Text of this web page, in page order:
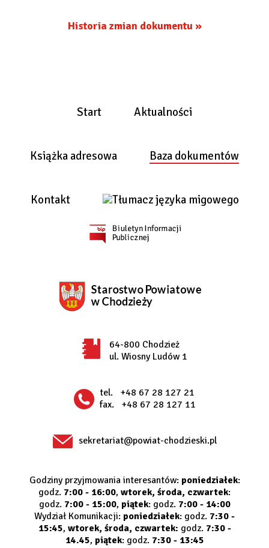
Historia zmian dokumentu »
Start Aktualności
Książka adresowa Baza dokumentów
Kontakt
64-800 Chodzież
ul. Wiosny Ludów 1
tel.
+48 67 28 127 21
fax.
+48 67 28 127 11
sekretariat@powiat-chodzieski.pl
Godziny przyjmowania interesantów: poniedziałek:
godz. 7:00 - 16:00, wtorek, środa, czwartek:
godz. 7:00 - 15:00, piątek: godz. 7:00 - 14:00
Wydział Komunikacji: poniedziałek: godz. 7:30 -
15:45, wtorek, środa, czwartek: godz. 7:30 -
14.45, piątek: godz. 7:30 - 13:45